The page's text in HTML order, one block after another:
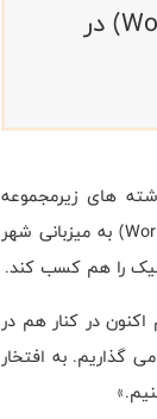
مسابقات پاورلیفتینگ به عنوان بخشی از بازی های جهانی(World Games) در
های زیرمجموعه
) به میزبانی شهر
را هم کسب کند.
در کنار هم در
گذاریم. به افتخار